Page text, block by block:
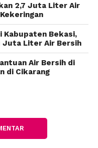
kondisi
(fiz)
2,7 Juta Liter Air
Kabupaten Bekasi,
Juta Liter Air Bersih
Air Bersih di
di Cikarang